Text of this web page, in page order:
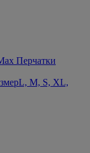
Перчатки
L, M, S, XL,